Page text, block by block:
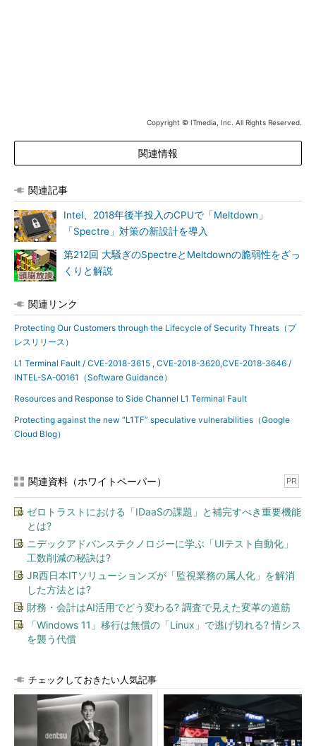
ーコアのスケジューリング機能を有効にしたり、特定のシナリオ
L1TF関連の3つの脆弱性と対応策に関する解説（英語）
Intelは、IT担当者向けの詳細なガイドを含むL1TFに関するアド
ュリティファーストWebサイトでホワイトペーパーを提供し、
FAQを更新している。
なお、L1TFは、Intelがハードウェアレベルで既に進めている設
計変更によっても対処可能だという。2018年3月にIntelが発表し
「Intel Coreプロセッサー」で設計変更を実施する。
Copyright © ITmedia, Inc. All Rights Reserved.
関連情報
関連記事
Intel、2018年後半投入のCPUで「Meltdown」
「Spectre」対策の新設計を導入
第212回 大騒ぎのSpectreとMeltdownの脆弱性をざっ
くりと解説
関連リンク
Protecting Our Customers through the Lifecycle of Security Threats（プ
レスリリース）
L1 Terminal Fault / CVE-2018-3615 , CVE-2018-3620,CVE-2018-3646 /
INTEL-SA-00161（Software Guidance）
Resources and Response to Side Channel L1 Terminal Fault
Protecting against the new “L1TF” speculative vulnerabilities（Google
Cloud Blog）
関連資料（ホワイトペーパー） PR
ゼロトラストにおける「IDaaSの課題」と補完すべき重要機能
とは?
ニデックアドバンステクノロジーに学ぶ「UIテスト自動化」
工数削減の秘訣は?
JR西日本ITソリューションズが「監視業務の属人化」を解消
した方法とは?
財務・会計はAI活用でどう変わる? 調査で見えた変革の道筋
「Windows 11」移行は無償の「Linux」で逃げ切れる? 情シス
を襲う代償
チェックしておきたい人気記事